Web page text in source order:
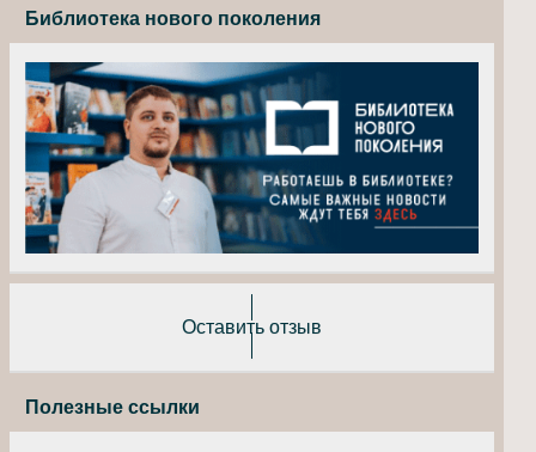
Библиотека нового поколения
Оставить отзыв
Полезные ссылки